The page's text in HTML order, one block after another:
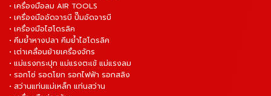
• เครื่องมือลม AIR TOOLS
• เครื่องมืออัดจารบี ปั๊มอัดจารบี
• เครื่องมือไฮโดรลิค
• คีมย้ำหางปลา คีมย้ำไฮโดรลิค
• เต่าเคลื่อนย้ายเครื่องจักร
• แม่แรงกระปุก แม่แรงตะเข้ แม่แรงลม
• รอกโซ่ รอดโยก รอกไฟฟ้า รอกสลิง
• สว่านแท่นแม่เหล็ก แท่นสว่าน